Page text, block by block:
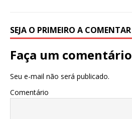
SEJA O PRIMEIRO A COMENTAR
Faça um comentário
Seu e-mail não será publicado.
Comentário